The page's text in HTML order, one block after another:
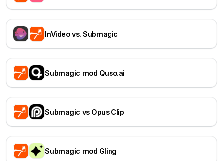
InVideo vs. Submagic
Submagic mod Quso.ai
Submagic vs Opus Clip
Submagic mod Gling